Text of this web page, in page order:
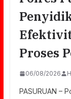
Proses
06/08/2026
PASURUAN –